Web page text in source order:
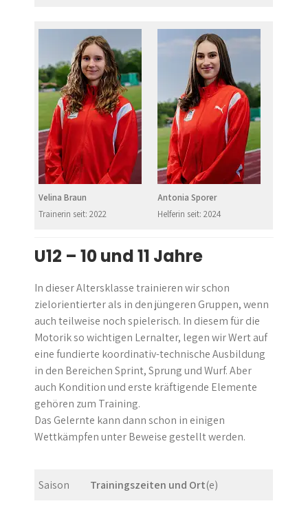
Velina Braun
Trainerin seit: 2022
Antonia Sporer
Helferin seit: 2024
U12 – 10 und 11 Jahre
In dieser Altersklasse trainieren wir schon
zielorientierter als in den jüngeren Gruppen, wenn
auch teilweise noch spielerisch. In diesem für die
Motorik so wichtigen Lernalter, legen wir Wert auf
eine fundierte koordinativ-technische Ausbildung
in den Bereichen Sprint, Sprung und Wurf. Aber
auch Kondition und erste kräftigende Elemente
gehören zum Training.
Das Gelernte kann dann schon in einigen
Wettkämpfen unter Beweise gestellt werden.
Saison Trainingszeiten und Ort(e)